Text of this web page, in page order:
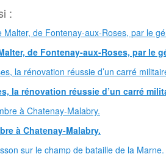
:
de Fontenay-aux-Roses, par le
la rénovation réussie d’un carré
à Chatenay-Malabry.